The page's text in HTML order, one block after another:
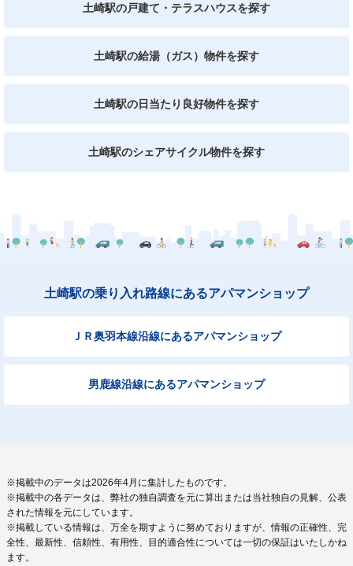
土崎駅の戸建て・テラスハウスを探す
土崎駅の給湯（ガス）物件を探す
土崎駅の日当たり良好物件を探す
土崎駅のシェアサイクル物件を探す
土崎駅の乗り入れ路線にあるアパマンショップ
ＪＲ奥羽本線沿線にあるアパマンショップ
男鹿線沿線にあるアパマンショップ
※掲載中のデータは2026年4月に集計したものです。
※掲載中の各データは、弊社の独自調査を元に算出または当社独自の見解、公表
された情報を元にしています。
※掲載している情報は、万全を期すように努めておりますが、情報の正確性、完
全性、最新性、信頼性、有用性、目的適合性については一切の保証はいたしかね
ます。